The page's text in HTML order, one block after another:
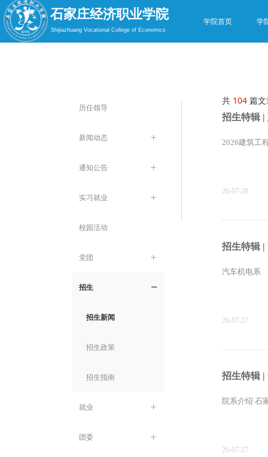
学院首页 学
石家庄经济职业学院
Shijiazhuang Vocational College of Economics
共 104 篇
招生特辑 |
2026建筑工
26-07-28
招生特辑 |
汽车机电系
26-07-27
招生特辑 |
院系介绍 石
26-07-27
历任领导
ꄶ
新闻动态
ꄶ
通知公告
ꄶ
实习就业
校园活动
ꄶ
党团
ꄵ
招生
招生新闻
招生政策
招生指南
ꄶ
就业
ꄶ
团委